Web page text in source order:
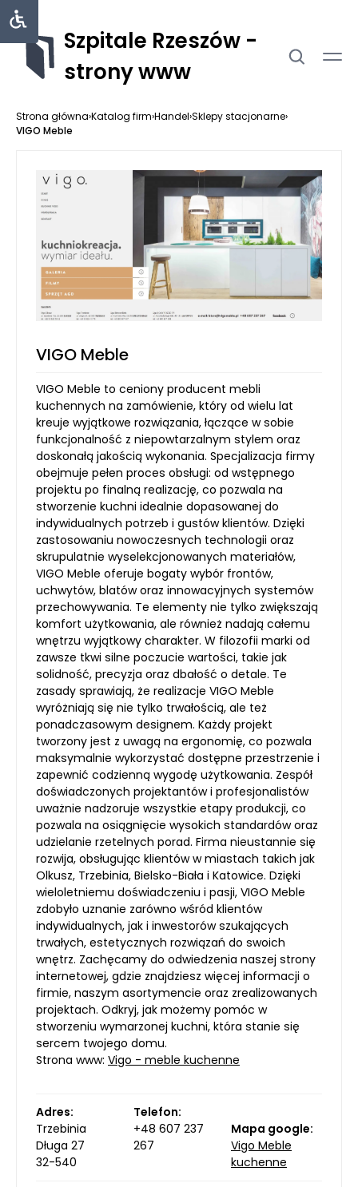
Szpitale Rzeszów -
strony www
Strona główna›Katalog firm›Handel›Sklepy stacjonarne›
VIGO Meble
VIGO Meble
VIGO Meble to ceniony producent mebli
kuchennych na zamówienie, który od wielu lat
kreuje wyjątkowe rozwiązania, łączące w sobie
funkcjonalność z niepowtarzalnym stylem oraz
doskonałą jakością wykonania. Specjalizacja firmy
obejmuje pełen proces obsługi: od wstępnego
projektu po finalną realizację, co pozwala na
stworzenie kuchni idealnie dopasowanej do
indywidualnych potrzeb i gustów klientów. Dzięki
zastosowaniu nowoczesnych technologii oraz
skrupulatnie wyselekcjonowanych materiałów,
VIGO Meble oferuje bogaty wybór frontów,
uchwytów, blatów oraz innowacyjnych systemów
przechowywania. Te elementy nie tylko zwiększają
komfort użytkowania, ale również nadają całemu
wnętrzu wyjątkowy charakter. W filozofii marki od
zawsze tkwi silne poczucie wartości, takie jak
solidność, precyzja oraz dbałość o detale. Te
zasady sprawiają, że realizacje VIGO Meble
wyróżniają się nie tylko trwałością, ale też
ponadczasowym designem. Każdy projekt
tworzony jest z uwagą na ergonomię, co pozwala
maksymalnie wykorzystać dostępne przestrzenie i
zapewnić codzienną wygodę użytkowania. Zespół
doświadczonych projektantów i profesjonalistów
uważnie nadzoruje wszystkie etapy produkcji, co
pozwala na osiągnięcie wysokich standardów oraz
udzielanie rzetelnych porad. Firma nieustannie się
rozwija, obsługując klientów w miastach takich jak
Olkusz, Trzebinia, Bielsko-Biała i Katowice. Dzięki
wieloletniemu doświadczeniu i pasji, VIGO Meble
zdobyło uznanie zarówno wśród klientów
indywidualnych, jak i inwestorów szukających
trwałych, estetycznych rozwiązań do swoich
wnętrz. Zachęcamy do odwiedzenia naszej strony
internetowej, gdzie znajdziesz więcej informacji o
firmie, naszym asortymencie oraz zrealizowanych
projektach. Odkryj, jak możemy pomóc w
stworzeniu wymarzonej kuchni, która stanie się
sercem twojego domu.
Strona www: Vigo - meble kuchenne
Adres:
Trzebinia
Długa 27
32-540
Telefon:
+48 607 237
267
Mapa google:
Vigo Meble
kuchenne